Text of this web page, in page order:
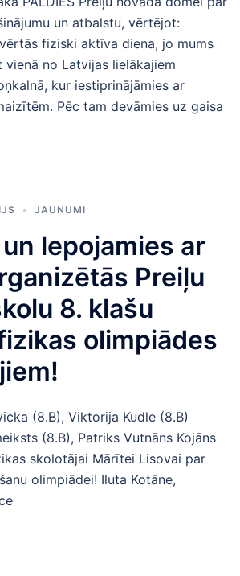
un atbalstu, vērtējot:
fiziski aktīva diena, jo mums
no Latvijas lielākajiem
kur iestiprinājāmies ar
Pēc tam devāmies uz gaisa
JAUNUMI
lepojamies ar
Preiļu
8. klašu
olimpiādes
(8.B), Viktorija Kudle (8.B)
(8.B), Patriks Vutnāns Kojāns
skolotājai Mārītei Lisovai par
olimpiādei! Iluta Kotāne,